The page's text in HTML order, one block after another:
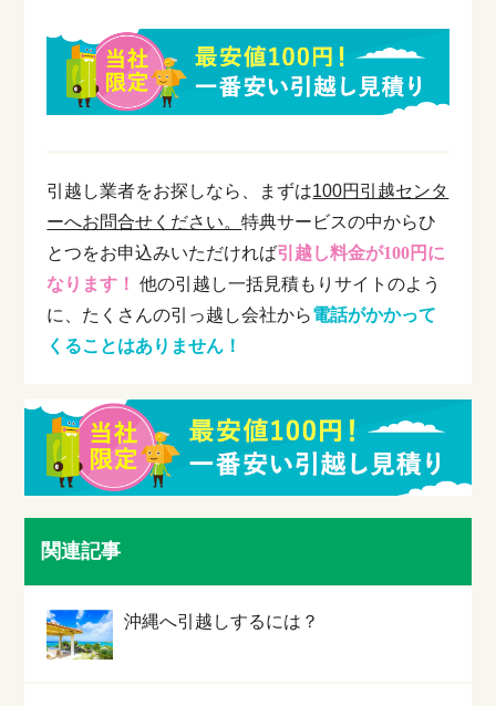
引越し業者をお探しなら、まずは100円引越センタ
ーへお問合せください。特典サービスの中からひ
とつをお申込みいただければ引越し料金が100円に
なります！ 他の引越し一括見積もりサイトのよう
に、たくさんの引っ越し会社から電話がかかって
くることはありません！
関連記事
沖縄へ引越しするには？